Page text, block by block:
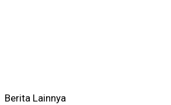
Berita Lainnya